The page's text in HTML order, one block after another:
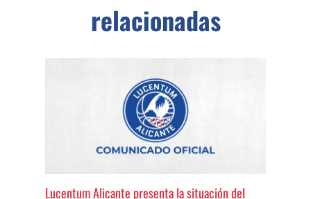
relacionadas
Lucentum Alicante presenta la situación del